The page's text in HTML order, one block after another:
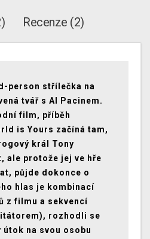
Recenze (2)
person střílečka na
tvář s Al Pacinem.
film, příběh
is Yours začíná tam,
král Tony
ale protože jej ve hře
půjde dokonce o
hlas je kombinací
z filmu a sekvencí
rozhodli se
na svou osobu